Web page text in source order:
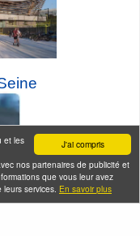
J'ai compris
et les
nos partenaires de publicité et
que vous leur avez
services. En savoir plus